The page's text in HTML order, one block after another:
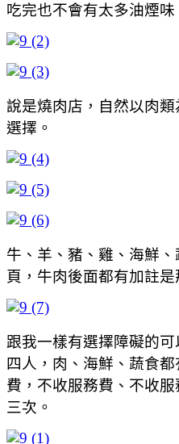
吃完也不會有太多油煙味
說是燒肉店，自然以肉
選擇。
牛、羊、豬、雞、海鮮
頁，牛肉後面都有加註是
跟我一樣有選擇障礙的
四人，肉、海鮮、蔬食
費，不收服務費、不收
三次。